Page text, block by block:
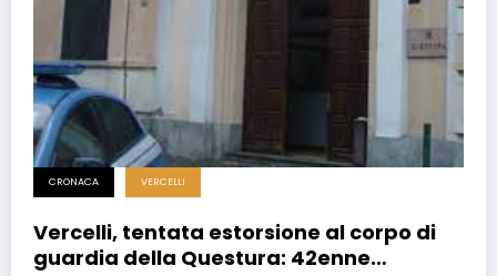
CRONACA VERCELLI
Vercelli, tentata estorsione al corpo di
guardia della Questura: 42enne